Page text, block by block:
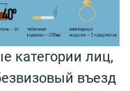
категории лиц,
въезд